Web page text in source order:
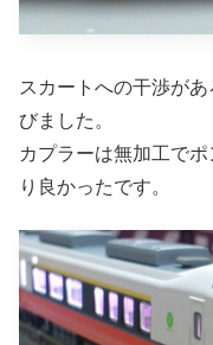
スカートへの干渉が
びました。
カプラーは無加工で
り良かったです。